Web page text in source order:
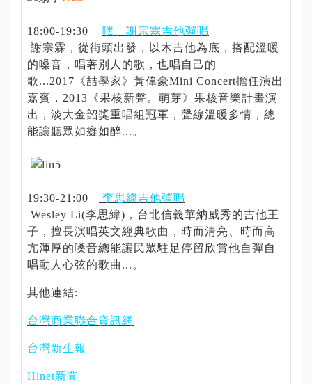
18:00-19:30 嘿、謝宗霖吉他彈唱
謝宗霖，從街頭出發，以木吉他為底，搭配溫暖
的嗓音，唱著別人的歌，也唱自己的
歌...2017《喆學家》黃偉豪Mini Concert擔任演出
嘉賓，2013《果核新聲。萌芽》果核音樂計畫演
出，淡大金韶獎重唱組冠軍，聲線溫暖多情，總
能讓聽眾如癡如醉...。
19:30-21:00
李思緯吉他彈唱
Wesley Li(李思緯)，台北信義華納威秀的吉他王
子，擅長演唱英文經典歌曲，時而清亮、時而高
亢渾厚的嗓音總能讓民眾駐足停留欣賞他自彈自
唱動人心弦的歌曲...。
其他連結:
台灣商業聯合資訊網
台灣新生報
Hinet新聞